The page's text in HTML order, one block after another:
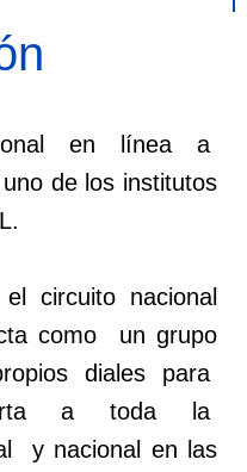
en línea a
de los institutos
circuito nacional
como un grupo
diales para
a toda la
y nacional en las